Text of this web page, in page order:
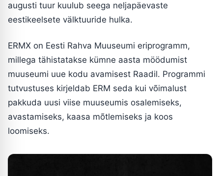
augusti tuur kuulub seega neljapäevaste
eestikeelsete välktuuride hulka.
ERMX on Eesti Rahva Muuseumi eriprogramm,
millega tähistatakse kümne aasta möödumist
muuseumi uue kodu avamisest Raadil. Programmi
tutvustuses kirjeldab ERM seda kui võimalust
pakkuda uusi viise muuseumis osalemiseks,
avastamiseks, kaasa mõtlemiseks ja koos
loomiseks.